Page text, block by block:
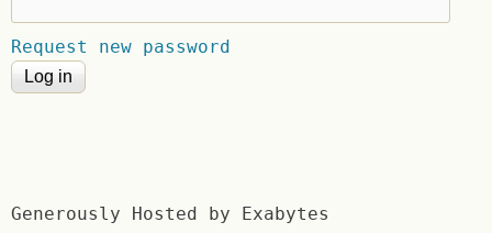
Request new password
Generously Hosted by Exabytes